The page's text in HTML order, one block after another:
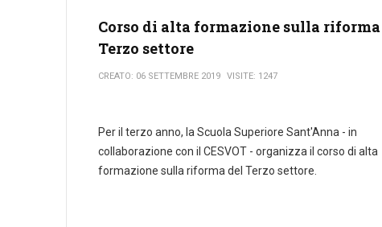
Corso di alta formazione sulla
Terzo settore
CREATO: 06 SETTEMBRE 2019 VISITE: 1247
Per il terzo anno, la Scuola Superiore Sant'Anna - in
collaborazione con il CESVOT - organizza il corso di alta
formazione sulla riforma del Terzo settore.